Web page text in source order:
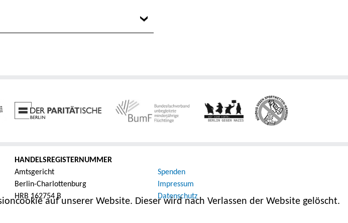
HANDELSREGISTERNUMMER
Amtsgericht
Berlin-Charlottenburg
HRB 162754 B
Spenden
Impressum
Datenschutz
auf unserer Website. Dieser wird nach Verlassen der Website gelöscht.